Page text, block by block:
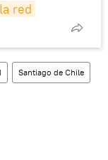
red
Santiago de Chile